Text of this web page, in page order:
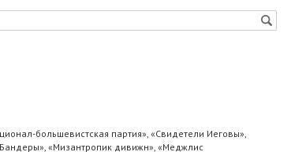
большевистская партия», «Свидетели Иеговы»,
«Мизантропик дивижн», «Меджлис